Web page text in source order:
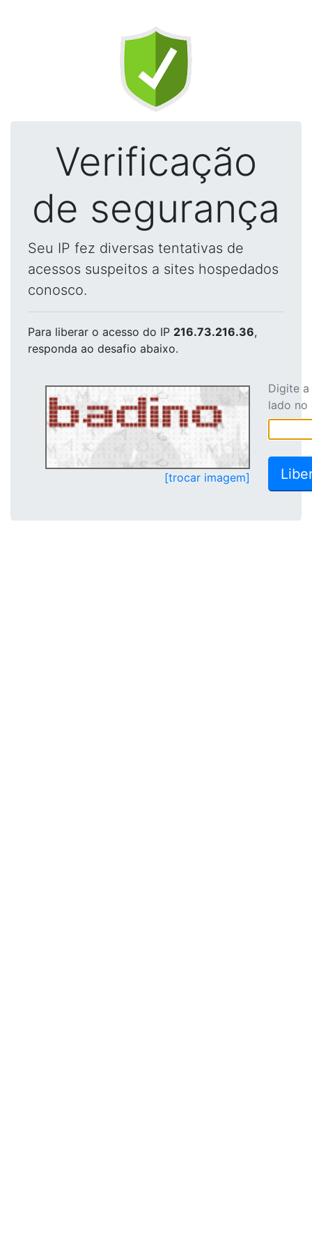
Verificação
de segurança
Seu IP fez diversas tentativas de
acessos suspeitos a sites hospedados
conosco.
Para liberar o acesso do IP 216.73.216.36,
responda ao desafio abaixo.
[trocar imagem]
Digite
lado no